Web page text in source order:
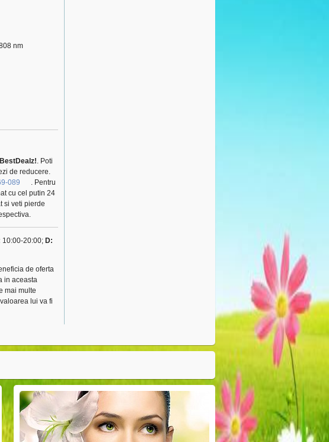
nm
. Poti
de reducere.
089
. Pentru
cu cel putin 24
si veti pierde
10:00-20:00; D:
de oferta
in aceasta
mai multe
lui va fi